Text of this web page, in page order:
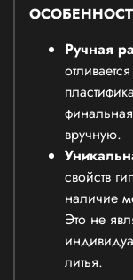
Ручная
вручную.
свойств
наличие
Это не
литья.